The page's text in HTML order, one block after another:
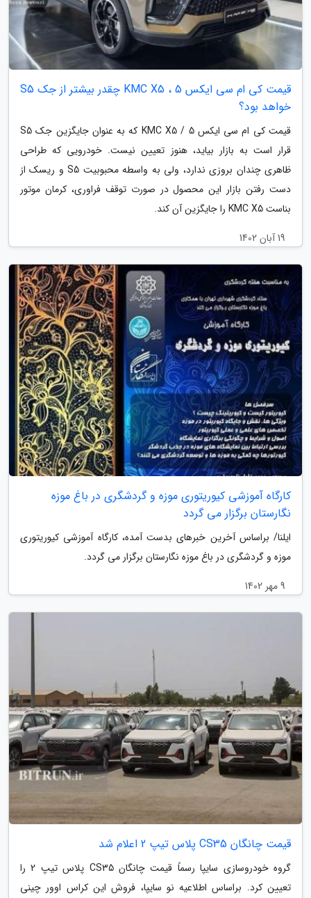
قیمت کی ام سی ایکس 5 ، KMC X5 چقدر بیشتر از جک S5
خواهد بود؟
قیمت کی ام سی ایکس 5 / KMC X5 که به عنوان جایگزین جک S5
قرار است به بازار بیاید، هنوز تعیین نیست. خودرویی که طراحی
ظاهری چندان بروزی ندارد، ولی به واسطه محبوبیت S5 و ریسک از
دست رفتن بازار این محصول در صورت توقف فراوری، کرمان موتور
بناست KMC X5 را جایگزین آن کند.
19 آبان 1402
کارگاه آموزشی کیوریتوری موزه و گردشگری در باغ موزه
نگارستان برگزار می گردد
ایلنا/ براساس آخرین خبرهای بدست آمده، کارگاه آموزشی کیوریتوری
موزه و گردشگری در باغ موزه نگارستان برگزار می گردد.
9 مهر 1402
قیمت چانگان CS35 پلاس تیپ 2 اعلام شد
گروه خودروسازی سایپا رسماً قیمت چانگان CS35 پلاس تیپ 2 را
تعیین کرد. براساس اطلاعیه نو سایپا، فروش این کراس اوور چینی